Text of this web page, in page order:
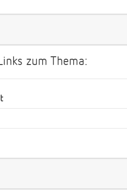
zum Thema: